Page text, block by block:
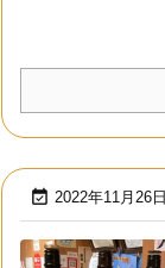
 2022年11月26日